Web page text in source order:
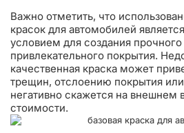
Важно отметить, что
красок для автомобилей
условием для создания
привлекательного покрытия.
качественная краска может
трещин, отслоению покрытия
негативно скажется на внешнем
стоимости.